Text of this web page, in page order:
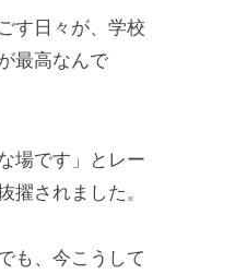
す日々が、学校
最高なんで
場です」とレー
擢されました。
も、今こうして